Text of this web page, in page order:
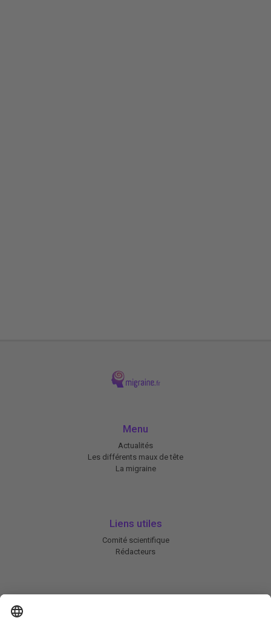
Menu
Actualités
Les différents maux de tête
La migraine
Liens utiles
Comité scientifique
Rédacteurs